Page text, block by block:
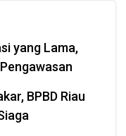
yang Lama,
BPBD Riau